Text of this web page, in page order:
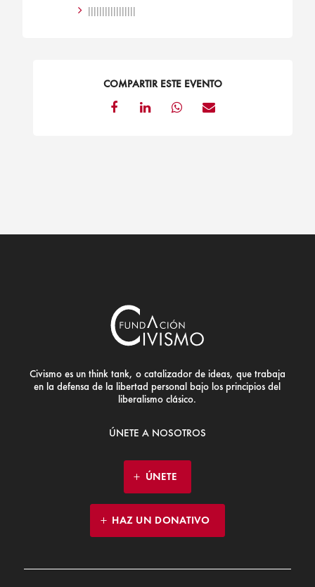
|||||||||||||||||
COMPARTIR ESTE EVENTO
Civismo es un think tank, o catalizador de ideas, que trabaja
en la defensa de la libertad personal bajo los principios del
liberalismo clásico.
ÚNETE A NOSOTROS
ÚNETE
HAZ UN DONATIVO